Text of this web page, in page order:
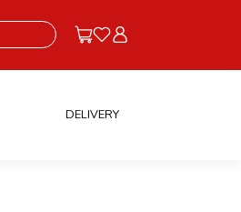
DELIVERY